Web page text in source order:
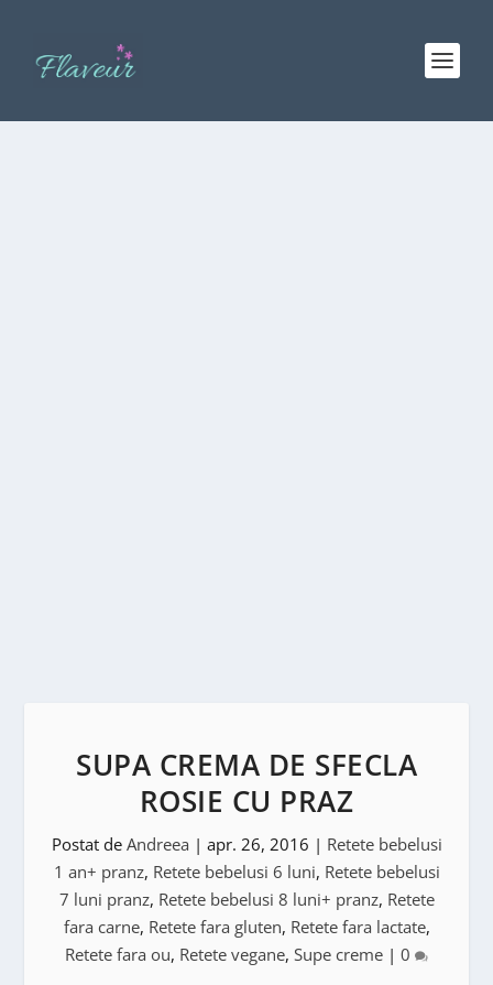
SUPA CREMA DE SFECLA
ROSIE CU PRAZ
Postat de Andreea | apr. 26, 2016 | Retete bebelusi
1 an+ pranz, Retete bebelusi 6 luni, Retete bebelusi
7 luni pranz, Retete bebelusi 8 luni+ pranz, Retete
fara carne, Retete fara gluten, Retete fara lactate,
Retete fara ou, Retete vegane, Supe creme | 0